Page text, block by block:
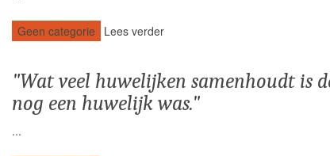
Geen categorie Lees verder
Wat veel huwelijken samenhoudt is
nog een huwelijk was.
...